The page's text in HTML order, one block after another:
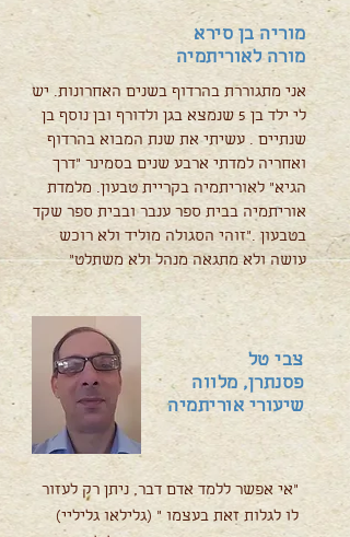
מוריה בן סירא
מורה לאוריתמיה
אני מתגוררת בהרדוף בשנים האחרונות. יש
לי ילד בן 5 שנמצא בגן ולדורף ובן נוסף בן
שנתיים . עשיתי את שנת המבוא בהרדוף
ואחריה למדתי ארבע שנים בסמינר ״דרך
הגיא״ לאוריתמיה בקריית טבעון. מלמדת
אוריתמיה בבית ספר ענבר ובבית ספר שקד
בטבעון .״זוהי הסגולה מוליד ולא רוכש
עושה ולא מתגאה מנהל ולא משתלט״
צבי טל
פסנתרן, מלווה
שיעורי אוריתמיה
"אי אפשר ללמד אדם דבר, ניתן רק לעזור
לו לגלות זאת בעצמו " (גלילאו גליליי)